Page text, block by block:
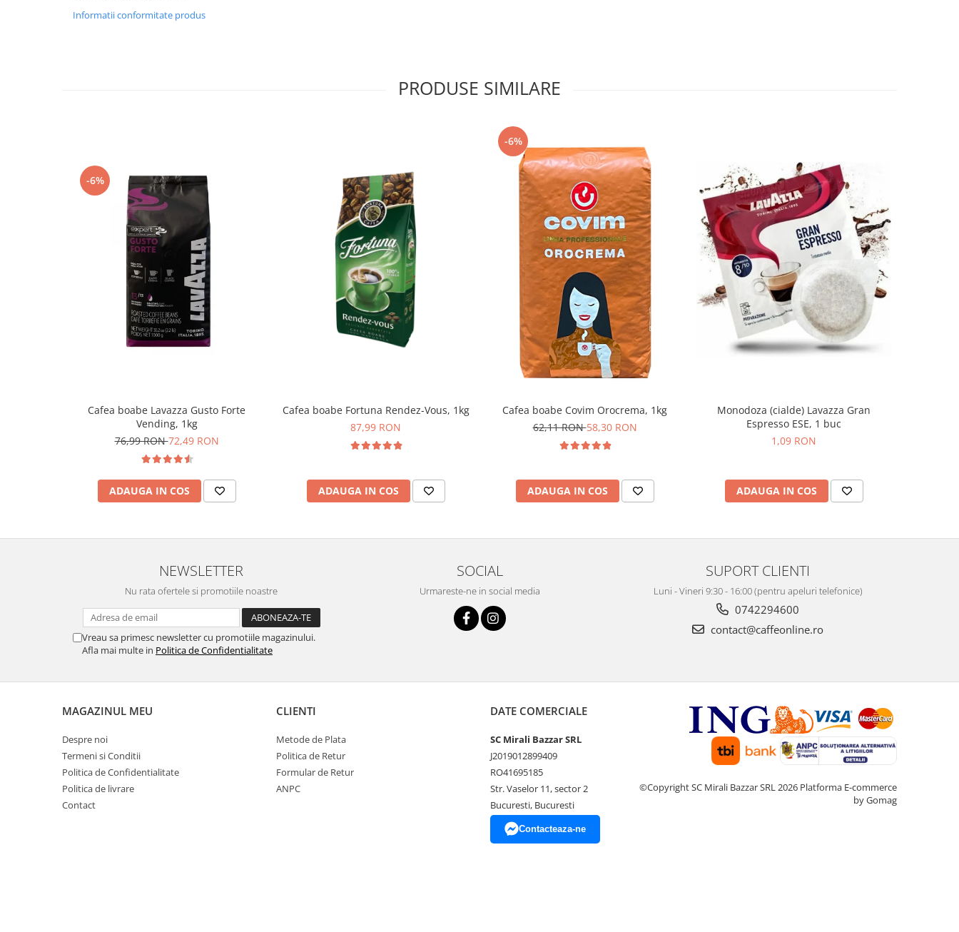
Informatii conformitate produs
PRODUSE SIMILARE
-6%
Cafea boabe Lavazza Gusto Forte
Vending, 1kg
76,99 RON72,49 RON
ADAUGA IN COS
Cafea boabe Fortuna Rendez-Vous, 1kg
87,99 RON
ADAUGA IN COS
-6%
Cafea boabe Covim Orocrema, 1kg
62,11 RON58,30 RON
ADAUGA IN COS
Monodoza (cialde) Lavazza Gran
Espresso ESE, 1 buc
1,09 RON
ADAUGA IN COS
NEWSLETTER
Nu rata ofertele si promotiile noastre
Vreau sa primesc newsletter cu promotiile magazinului.
Afla mai multe in Politica de Confidentialitate
SOCIAL
Urmareste-ne in social media
SUPORT CLIENTI
Luni - Vineri 9:30 - 16:00 (pentru apeluri telefonice)
0742294600
contact@caffeonline.ro
MAGAZINUL MEU
Despre noi
Termeni si Conditii
Politica de Confidentialitate
Politica de livrare
Contact
CLIENTI
Metode de Plata
Politica de Retur
Formular de Retur
ANPC
DATE COMERCIALE
SC Mirali Bazzar SRL
J2019012899409
RO41695185
Str. Vaselor 11, sector 2
Bucuresti, Bucuresti
Contacteaza-ne
©Copyright SC Mirali Bazzar SRL 2026 Platforma E-commerce
by Gomag